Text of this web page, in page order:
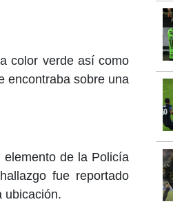
color verde así como
encontraba sobre una
de la Policía
fue reportado
ubicación.